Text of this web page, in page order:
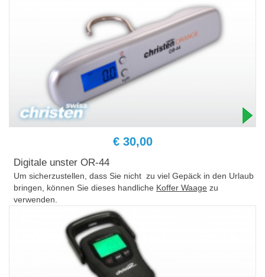
€ 30,00
Digitale unster OR-44
Um sicherzustellen, dass Sie nicht zu viel Gepäck in den Urlaub
bringen, können Sie dieses handliche Koffer Waage zu
verwenden.